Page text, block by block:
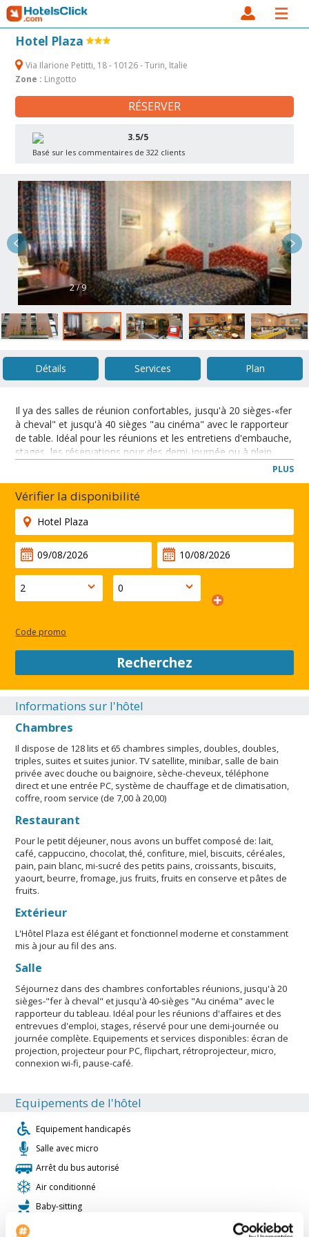
Hotel Plaza
Via Ilarione Petitti, 18 - 10126 - Turin, Italie
Zone : Lingotto
RÉSERVER
3.5/5
Basé sur les commentaires de 322 clients
2 / 9
Détails Services Plan
Il ya des salles de réunion confortables, jusqu'à 20 sièges-«fer
à cheval" et jusqu'à 40 sièges "au cinéma" avec le rapporteur
de table. Idéal pour les réunions et les entretiens d'embauche,
stages, les réservations pour des demi-journée ou à plein.
Wi-Fi, les pauses café.
Entre Turin et Lingotto, cet hôtel trois étoiles propose des
chambres simples et confortables à proximité de la Nuova de
métro Porta et Lingotto, les principales foires.
PLUS
Vérifier la disponibilité
Code promo
Recherchez
Informations sur l'hôtel
Chambres
Il dispose de 128 lits et 65 chambres simples, doubles, doubles,
triples, suites et suites junior. TV satellite, minibar, salle de bain
privée avec douche ou baignoire, sèche-cheveux, téléphone
direct et une entrée PC, système de chauffage et de climatisation,
coffre, room service (de 7,00 à 20,00)
Restaurant
Pour le petit déjeuner, nous avons un buffet composé de: lait,
café, cappuccino, chocolat, thé, confiture, miel, biscuits, céréales,
pain, pain blanc, mi-sucré des petits pains, croissants, biscuits,
yaourt, beurre, fromage, jus fruits, fruits en conserve et pâtes de
fruits.
Extérieur
L'Hôtel Plaza est élégant et fonctionnel moderne et constamment
mis à jour au fil des ans.
Salle
Séjournez dans des chambres confortables réunions, jusqu'à 20
sièges-"fer à cheval" et jusqu'à 40-sièges "Au cinéma" avec le
rapporteur du tableau. Idéal pour les réunions d'affaires et des
entrevues d'emploi, stages, réservé pour une demi-journée ou
journée complète. Equipements et services disponibles: écran de
projection, projecteur pour PC, flipchart, rétroprojecteur, micro,
connexion wi-fi, pause-café.
Equipements de l'hôtel
Equipement handicapés
Salle avec micro
Arrêt du bus autorisé
Air conditionné
Baby-sitting